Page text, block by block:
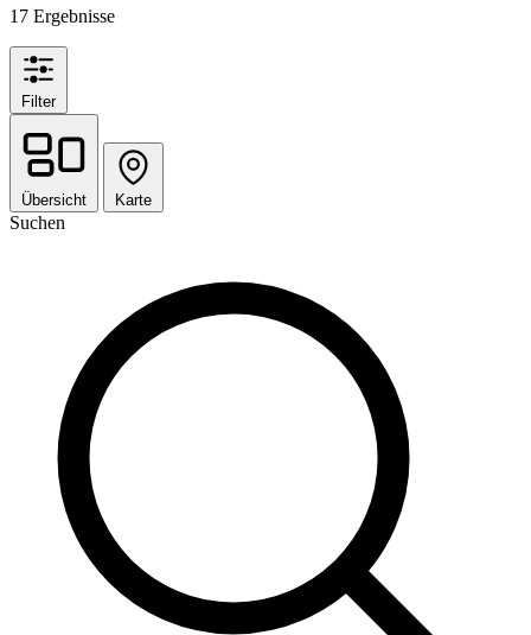
17 Ergebnisse
Filter
Übersicht Karte
Suchen